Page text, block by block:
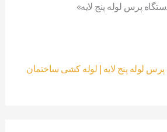
پرس لوله پنج لایه | لوله کشی ساختمان